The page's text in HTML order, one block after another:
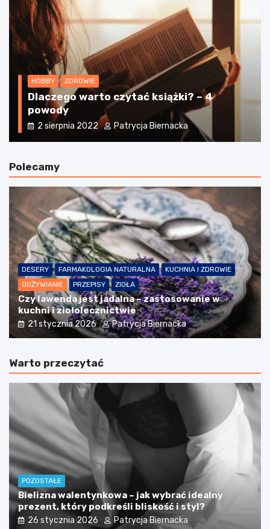
HOBBY ZDROWIE
Dlaczego warto czytać książki? – 4
powody
2 sierpnia 2022 Patrycja Biernacka
Polecamy
DESERY FARMAKOLOGIA NATURALNA
KUCHNIA I ZDROWIE
ODŻYWIANIE
PRZEPISY ZIOŁA
Czy lawenda jest jadalna – zastosowanie w
kuchni i ziołolecznictwie
21 stycznia 2026 Patrycja Biernacka
Warto przeczytać
POZOSTAŁE
Bielizna walentynkowa – jak wybrać idealny
prezent, który podkreśli bliskość i styl?
26 stycznia 2026 Patrycja Biernacka